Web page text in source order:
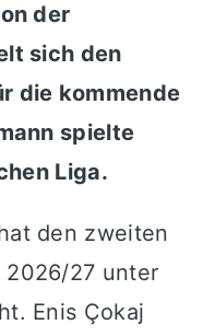
der
sich den
die kommende
spielte
Liga.
den zweiten
2026/27 unter
Enis Çokaj